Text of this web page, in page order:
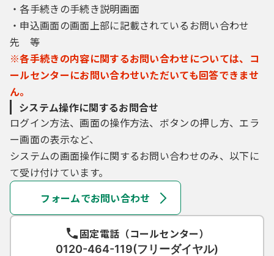
・各手続きの手続き説明画面
・申込画面の画面上部に記載されているお問い合わせ
先 等
※各手続きの内容に関するお問い合わせについては、コ
ールセンターにお問い合わせいただいても回答できませ
ん。
システム操作に関するお問合せ
ログイン方法、画面の操作方法、ボタンの押し方、エラ
ー画面の表示など、
システムの画面操作に関するお問い合わせのみ、以下に
て受け付けています。
フォームでお問い合わせ
固定電話（コールセンター）
0120-464-119(フリーダイヤル)